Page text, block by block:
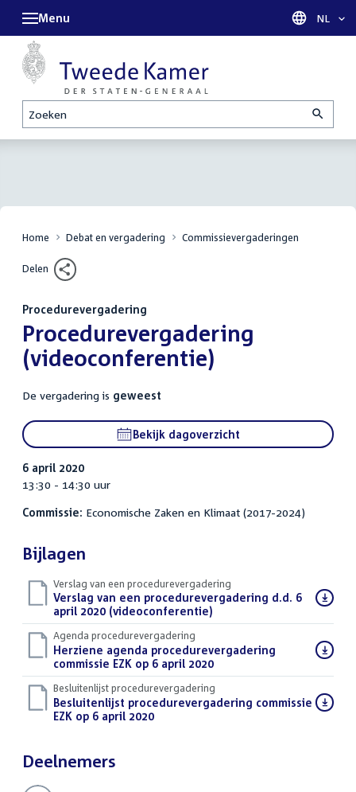
Zoeken
Menu Taal
NL
Home Debat en vergadering Commissievergaderingen
Delen
Procedurevergadering
:Procedurevergadering
(videoconferentie)
De vergadering is geweest
Bekijk dagoverzicht
6 april 2020
13:30 - 14:30 uur
Commissie: Economische Zaken en Klimaat (2017-2024)
Bijlagen
Verslag van een procedurevergadering
Download
bestand:
Verslag van een procedurevergadering d.d. 6
april 2020 (videoconferentie)
Agenda procedurevergadering
Download
bestand:
Herziene agenda procedurevergadering
commissie EZK op 6 april 2020(PDF)
Besluitenlijst procedurevergadering
Download
bestand:
Besluitenlijst procedurevergadering commissie
EZK op 6 april 2020(PDF)
Deelnemers